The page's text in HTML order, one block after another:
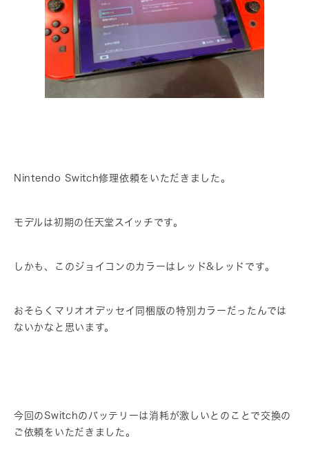
Nintendo Switch修理依頼をいただきました。
モデルは初期の任天堂スイッチです。
しかも、このジョイコンのカラーはレッド&レッドです。
おそらくマリオオデッセイ同梱版の特別カラーだったんでは
ないかなと思います。
今回のSwitchのバッテリーは消耗が激しいとのことで交換の
ご依頼をいただきました。